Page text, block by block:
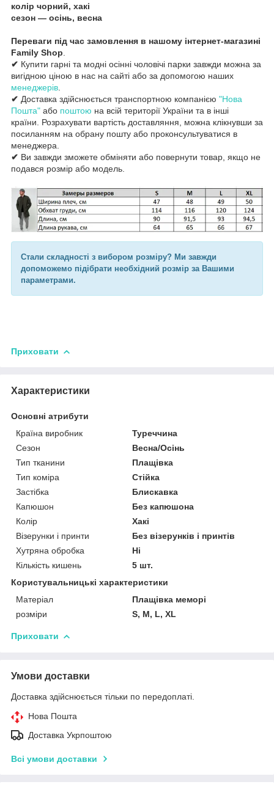
колір чорний, хакі
сезон — осінь, весна
Переваги під час замовлення в нашому інтернет-магазині
Family Shop
✔ Купити гарні та модні осінні чоловічі парки завжди можна за
вигідною ціною в нас на сайті або за допомогою наших
менеджерів
✔ Доставка здійснюється транспортною компанією "Нова
Пошта" або поштою на всій території України та в інші
країни. Розрахувати вартість доставляння, можна клікнувши за
посиланням на обрану пошту або проконсультуватися в
менеджера.
✔ Ви завжди зможете обміняти або повернути товар, якщо не
подався розмір або модель.
Стали складності з вибором розміру? Ми завжди
допоможемо підібрати необхідний розмір за Вашими
параметрами.
Приховати
Характеристики
Основні атрибути
Країна виробник
Туреччина
Сезон
Весна/Осінь
Тип тканини
Плащівка
Тип коміра
Стійка
Застібка
Блискавка
Капюшон
Без капюшона
Колір
Хакі
Візерунки і принти
Без візерунків і принтів
Хутряна обробка
Ні
Кількість кишень
5 шт.
Користувальницькі характеристики
Матеріал
Плащівка меморі
розміри
S, M, L, XL
Приховати
Умови доставки
Доставка здійснюється тільки по передоплаті.
Нова Пошта
Доставка Укрпоштою
Всі умови доставки